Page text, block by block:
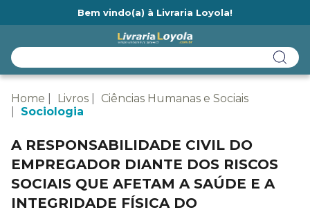
Bem vindo(a) à Livraria Loyola!
Home Livros
Ciências Humanas e Sociais
Sociologia
A RESPONSABILIDADE CIVIL DO
EMPREGADOR DIANTE DOS RISCOS
SOCIAIS QUE AFETAM A SAÚDE E A
INTEGRIDADE FÍSICA DO